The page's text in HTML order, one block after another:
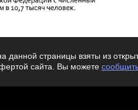
данной страницы взяты из
сайта. Вы можете